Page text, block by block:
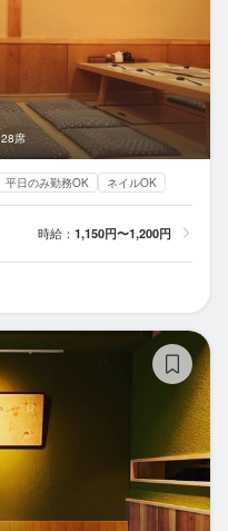
28席
平日のみ勤務OK ネイルOK
時給： 1,150円〜1,200円